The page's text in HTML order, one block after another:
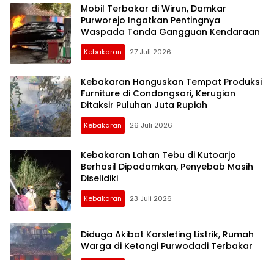
Mobil Terbakar di Wirun, Damkar
Purworejo Ingatkan Pentingnya
Waspada Tanda Gangguan Kendaraan
Kebakaran 27 Juli 2026
Kebakaran Hanguskan Tempat Produksi
Furniture di Condongsari, Kerugian
Ditaksir Puluhan Juta Rupiah
Kebakaran 26 Juli 2026
Kebakaran Lahan Tebu di Kutoarjo
Berhasil Dipadamkan, Penyebab Masih
Diselidiki
Kebakaran 23 Juli 2026
Diduga Akibat Korsleting Listrik, Rumah
Warga di Ketangi Purwodadi Terbakar